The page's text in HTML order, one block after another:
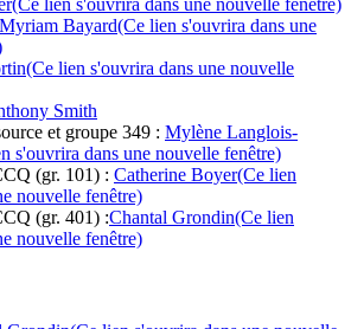
Myriam Bayard(Ce lien s'ouvrira dans une
(Ce lien s'ouvrira dans une nouvelle
Smith
et groupe 349 : Mylène Langlois-
s'ouvrira dans une nouvelle fenêtre)
(gr. 101) : Catherine Boyer(Ce lien
nouvelle fenêtre)
(gr. 401) :Chantal Grondin(Ce lien
nouvelle fenêtre)